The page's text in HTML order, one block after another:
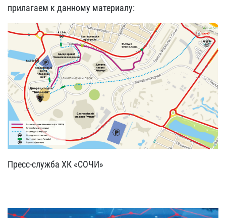
прилагаем к данному материалу:
Пресс-служба ХК «СОЧИ»